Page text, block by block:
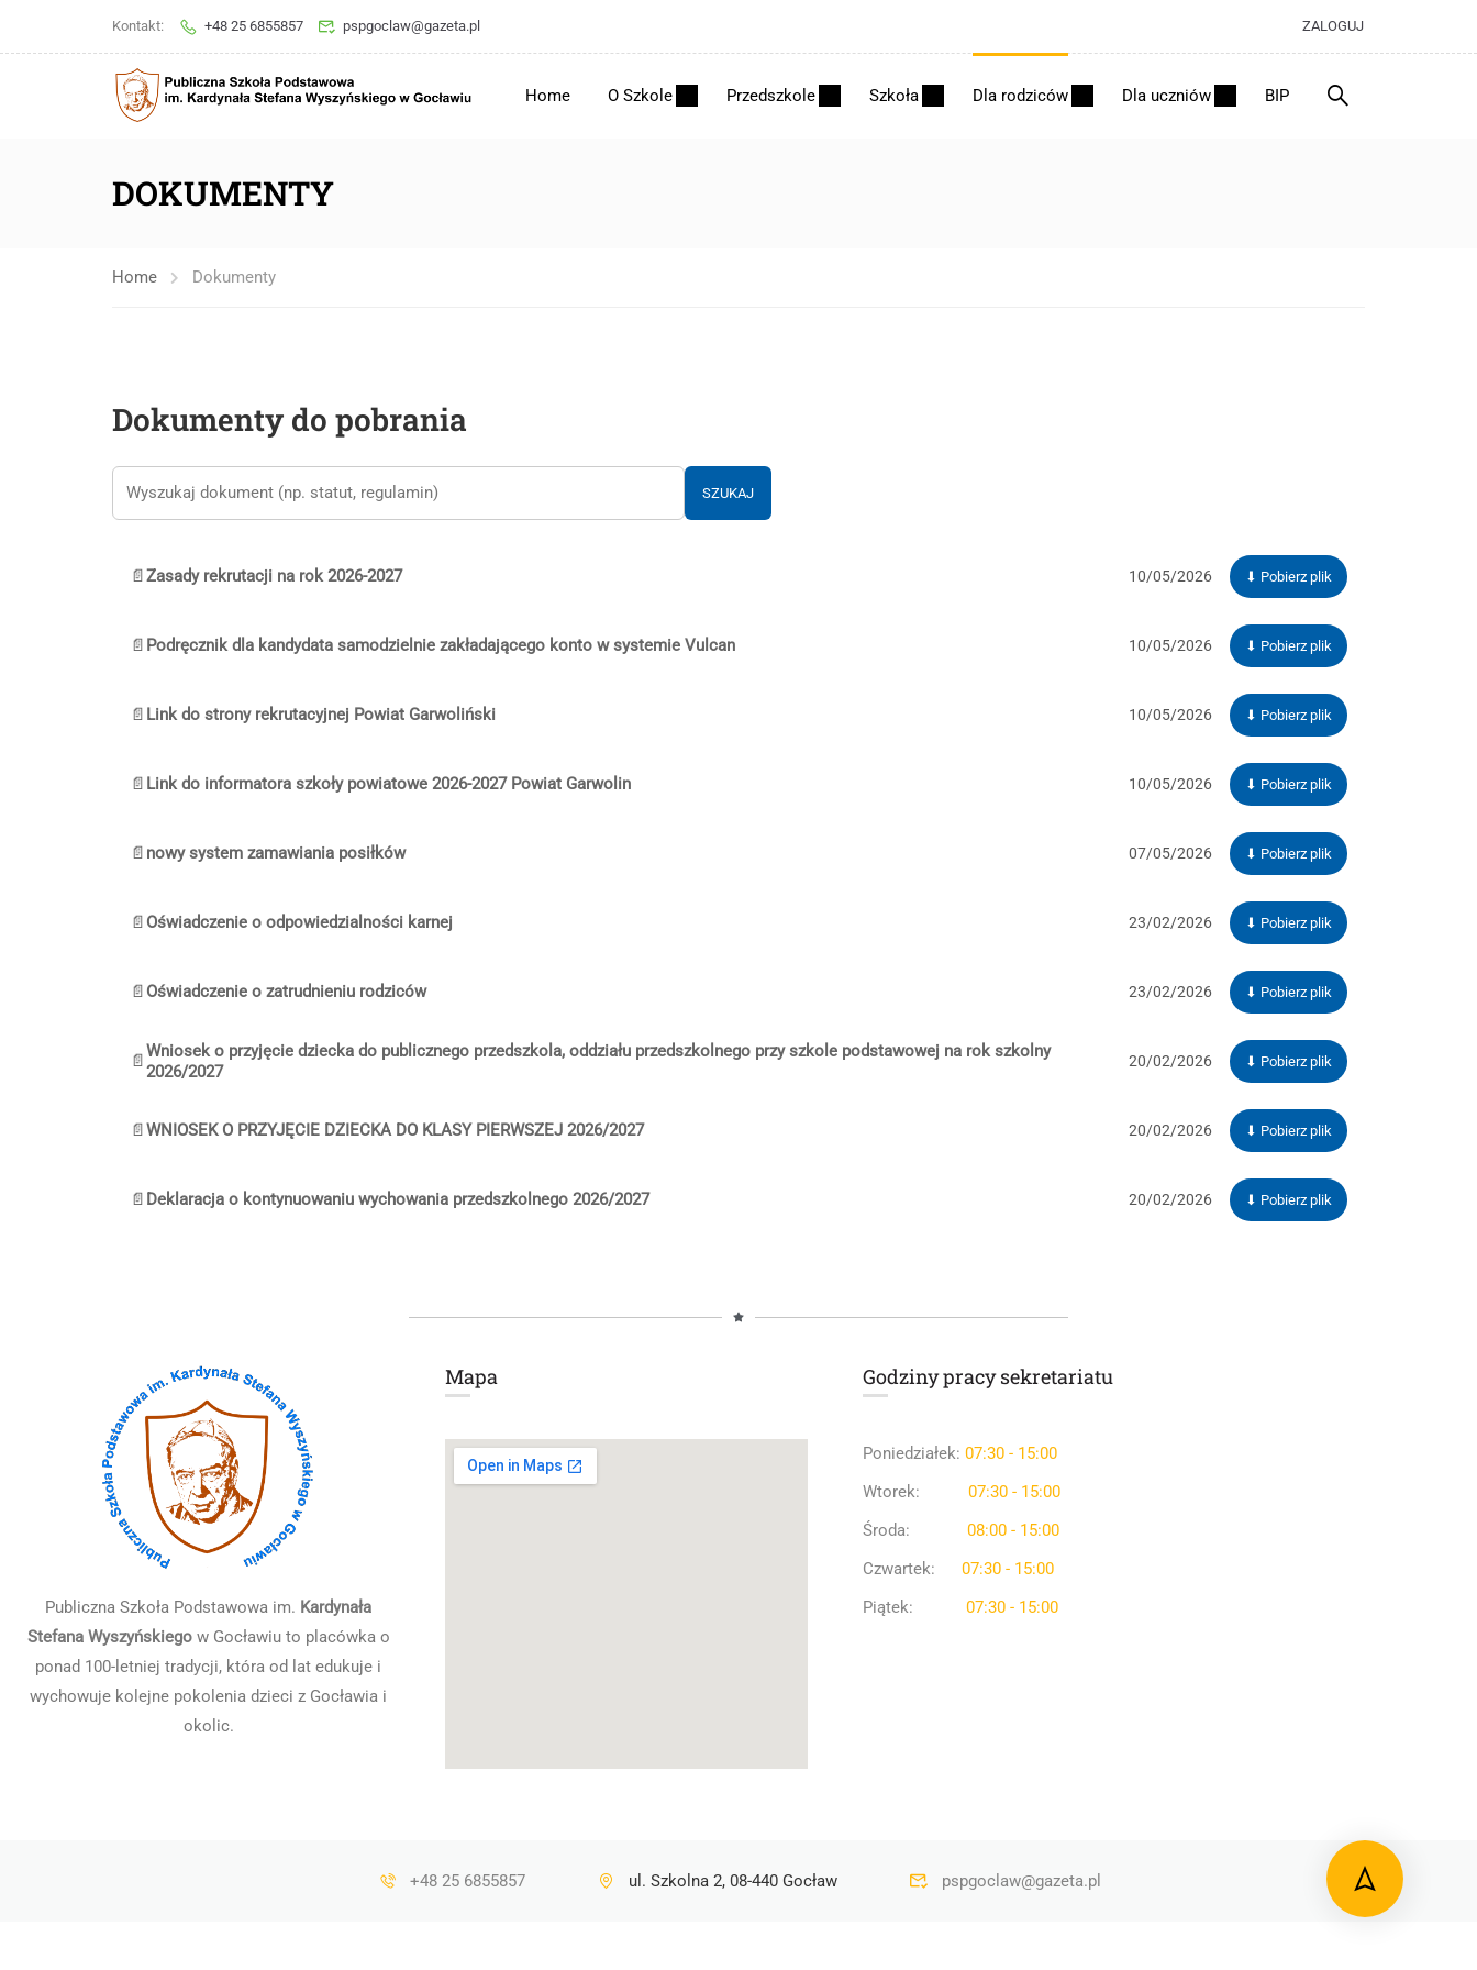
Kontakt: +48 25 6855857 pspgoclaw@gazeta.pl ZALOGUJ
Home O Szkole Przedszkole Szkoła Dla rodziców Dla uczniów BIP
DOKUMENTY
Home Dokumenty
Dokumenty do pobrania
SZUKAJ
📄Zasady rekrutacji na rok 2026-2027 10/05/2026 ⬇ Pobierz plik
📄 Podręcznik dla kandydata samodzielnie zakładającego konto w systemie Vulcan 10/05/2026 ⬇ Pobierz plik
📄 Link do strony rekrutacyjnej Powiat Garwoliński 10/05/2026 ⬇ Pobierz plik
📄 Link do informatora szkoły powiatowe 2026-2027 Powiat Garwolin 10/05/2026 ⬇ Pobierz plik
📄 nowy system zamawiania posiłków 07/05/2026 ⬇ Pobierz plik
📄 Oświadczenie o odpowiedzialności karnej 23/02/2026 ⬇ Pobierz plik
📄 Oświadczenie o zatrudnieniu rodziców 23/02/2026 ⬇ Pobierz plik
📄
Wniosek o przyjęcie dziecka do publicznego przedszkola, oddziału przedszkolnego przy szkole podstawowej na rok szkolny
2026/2027
20/02/2026 ⬇ Pobierz plik
📄WNIOSEK O PRZYJĘCIE DZIECKA DO KLASY PIERWSZEJ 2026/2027 20/02/2026 ⬇ Pobierz plik
📄 Deklaracja o kontynuowaniu wychowania przedszkolnego 2026/2027 20/02/2026 ⬇ Pobierz plik
Publiczna Szkoła Podstawowa im. Kardynała
Stefana Wyszyńskiego w Gocławiu to placówka o
ponad 100-letniej tradycji, która od lat edukuje i
wychowuje kolejne pokolenia dzieci z Gocławia i
okolic.
Mapa Godziny pracy sekretariatu
Poniedziałek: 07:30 - 15:00
Wtorek: 07:30 - 15:00
Środa: 08:00 - 15:00
Czwartek: 07:30 - 15:00
Piątek: 07:30 - 15:00
+48 25 6855857 ul. Szkolna 2, 08-440 Gocław pspgoclaw@gazeta.pl